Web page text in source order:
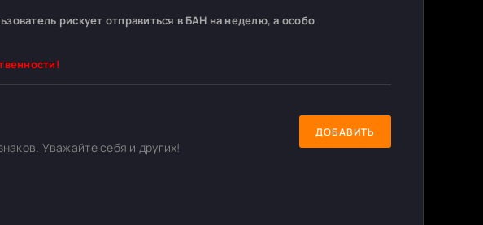
рискует отправиться в БАН на неделю, а особо
Уважайте себя и других!
ДОБАВИТЬ